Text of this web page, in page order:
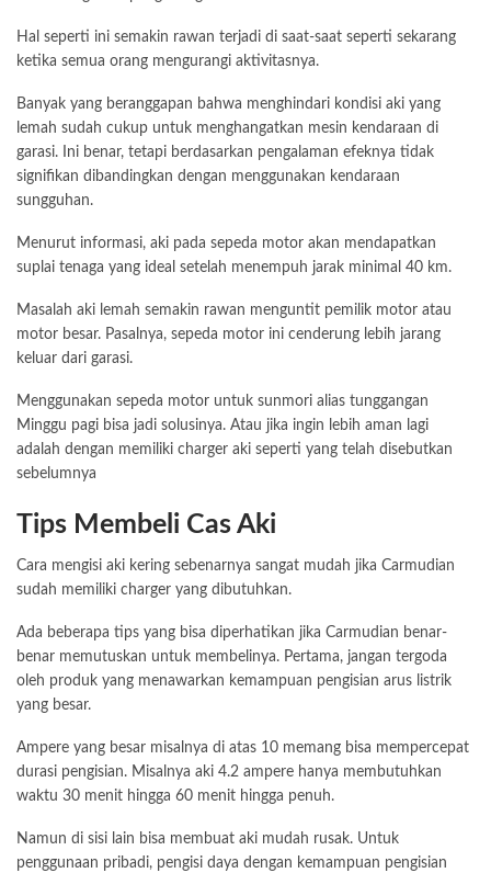
Hal seperti ini semakin rawan terjadi di saat-saat seperti sekarang
ketika semua orang mengurangi aktivitasnya.
Banyak yang beranggapan bahwa menghindari kondisi aki yang
lemah sudah cukup untuk menghangatkan mesin kendaraan di
garasi. Ini benar, tetapi berdasarkan pengalaman efeknya tidak
signifikan dibandingkan dengan menggunakan kendaraan
sungguhan.
Menurut informasi, aki pada sepeda motor akan mendapatkan
suplai tenaga yang ideal setelah menempuh jarak minimal 40 km.
Masalah aki lemah semakin rawan menguntit pemilik motor atau
motor besar. Pasalnya, sepeda motor ini cenderung lebih jarang
keluar dari garasi.
Menggunakan sepeda motor untuk sunmori alias tunggangan
Minggu pagi bisa jadi solusinya. Atau jika ingin lebih aman lagi
adalah dengan memiliki charger aki seperti yang telah disebutkan
sebelumnya
Tips Membeli Cas Aki
Cara mengisi aki kering sebenarnya sangat mudah jika Carmudian
sudah memiliki charger yang dibutuhkan.
Ada beberapa tips yang bisa diperhatikan jika Carmudian benar-
benar memutuskan untuk membelinya. Pertama, jangan tergoda
oleh produk yang menawarkan kemampuan pengisian arus listrik
yang besar.
Ampere yang besar misalnya di atas 10 memang bisa mempercepat
durasi pengisian. Misalnya aki 4.2 ampere hanya membutuhkan
waktu 30 menit hingga 60 menit hingga penuh.
Namun di sisi lain bisa membuat aki mudah rusak. Untuk
penggunaan pribadi, pengisi daya dengan kemampuan pengisian